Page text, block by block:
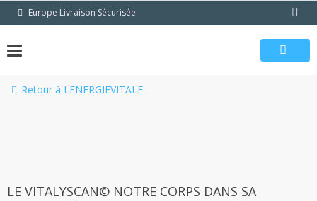
PasserEurope Livraison Sécurisée
Retour à LENERGIEVITALE
LE VITALYSCAN© NOTRE CORPS DANS SA